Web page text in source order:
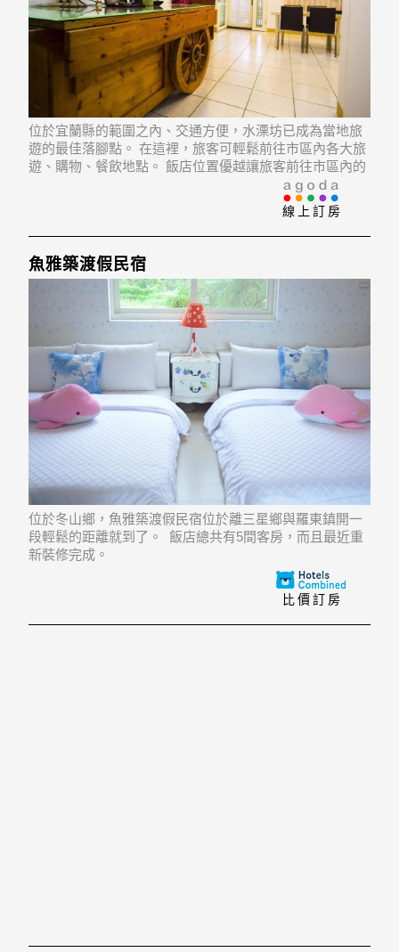
位於宜蘭縣的範圍之內、交通方便，水溧坊已成為當地旅
遊的最佳落腳點。 在這裡，旅客可輕鬆前往市區內各大旅
遊、購物、餐飲地點。 飯店位置優越讓旅客前往市區內的
線上訂房
魚雅築渡假民宿
位於冬山鄉，魚雅築渡假民宿位於離三星鄉與羅東鎮開一
段輕鬆的距離就到了。 飯店總共有5間客房，而且最近重
新裝修完成。
比價訂房